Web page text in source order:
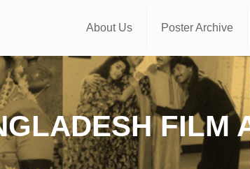
About Us Poster Archive
FILM